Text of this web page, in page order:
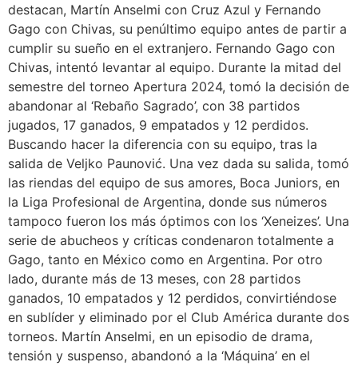
destacan, Martín Anselmi con Cruz Azul y Fernando
Gago con Chivas, su penúltimo equipo antes de partir a
cumplir su sueño en el extranjero. Fernando Gago con
Chivas, intentó levantar al equipo. Durante la mitad del
semestre del torneo Apertura 2024, tomó la decisión de
abandonar al ‘Rebaño Sagrado’, con 38 partidos
jugados, 17 ganados, 9 empatados y 12 perdidos.
Buscando hacer la diferencia con su equipo, tras la
salida de Veljko Paunović. Una vez dada su salida, tomó
las riendas del equipo de sus amores, Boca Juniors, en
la Liga Profesional de Argentina, donde sus números
tampoco fueron los más óptimos con los ‘Xeneizes’. Una
serie de abucheos y críticas condenaron totalmente a
Gago, tanto en México como en Argentina. Por otro
lado, durante más de 13 meses, con 28 partidos
ganados, 10 empatados y 12 perdidos, convirtiéndose
en sublíder y eliminado por el Club América durante dos
torneos. Martín Anselmi, en un episodio de drama,
tensión y suspenso, abandonó a la ‘Máquina’ en el